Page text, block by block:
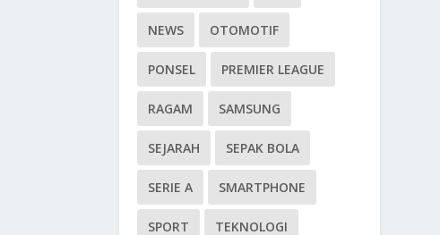
NEWS OTOMOTIF
PONSEL PREMIER LEAGUE
RAGAM SAMSUNG
SEJARAH SEPAK BOLA
SERIE A SMARTPHONE
SPORT TEKNOLOGI